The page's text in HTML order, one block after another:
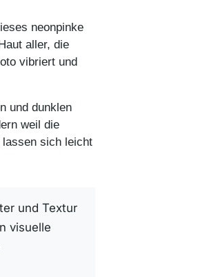
neonpinke
aller, die
vibriert und
und dunklen
weil die
lassen sich leicht
und Textur
visuelle